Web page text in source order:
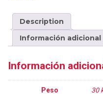
Description
Información adicional
Información
Peso 30